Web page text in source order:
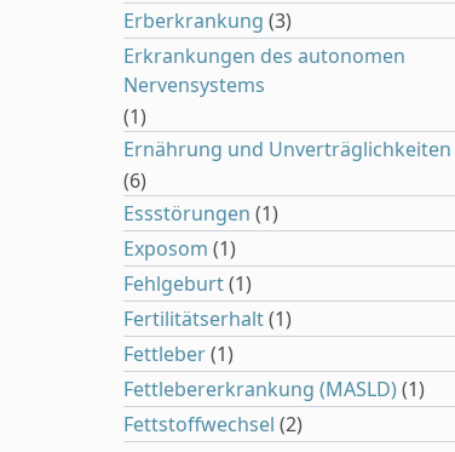
Erberkrankung (3)
Erkrankungen des autonomen
Nervensystems
(1)
Ernährung und Unverträglichkeiten
(6)
Essstörungen (1)
Exposom (1)
Fehlgeburt(1)
Fertilitätserhalt(1)
Fettleber(1)
Fettlebererkrankung (MASLD)(1)
Fettstoffwechsel (2)